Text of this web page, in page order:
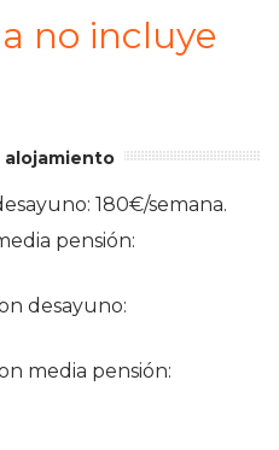
no incluye
alojamiento
180€/semana.
pensión:
desayuno:
media pensión: